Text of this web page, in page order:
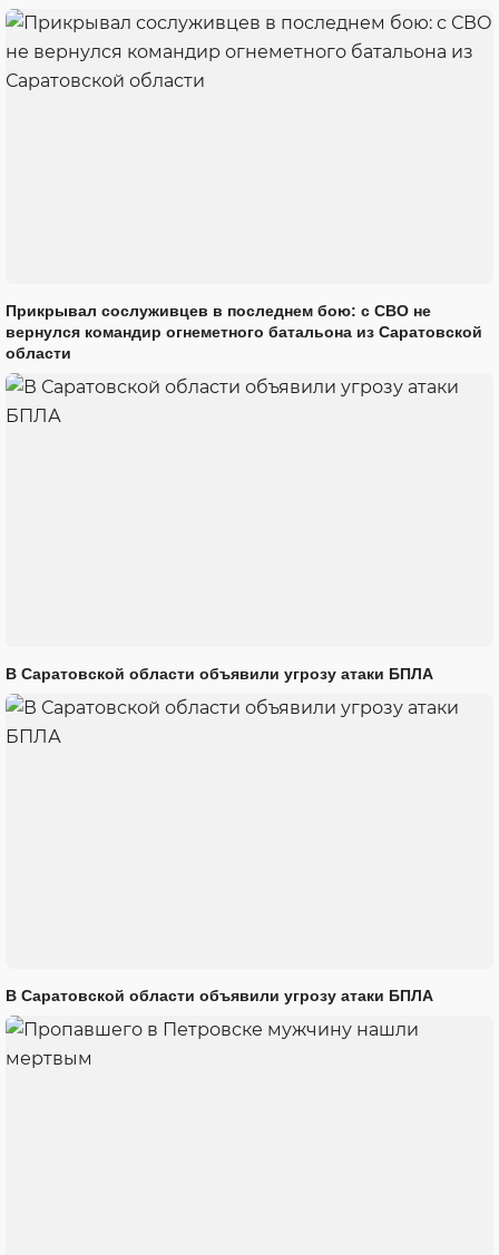
Прикрывал сослуживцев в последнем бою: с СВО не
вернулся командир огнеметного батальона из Саратовской
области
В Саратовской области объявили угрозу атаки БПЛА
В Саратовской области объявили угрозу атаки БПЛА